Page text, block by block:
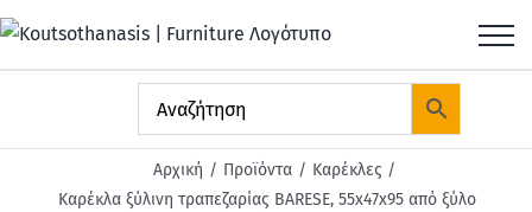
Μετάβαση
στο
Αρχική Προϊόντα
Καρέκλες
Καρέκλα ξύλινη τραπεζαρίας BARESE, 55x47x95 από ξύλο